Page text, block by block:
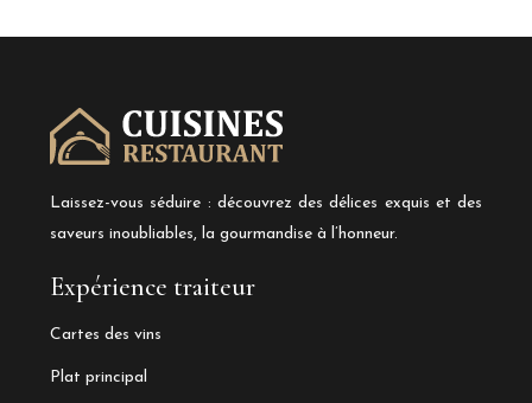
Laissez-vous séduire : découvrez des délices exquis et des
saveurs inoubliables, la gourmandise à l’honneur.
Expérience traiteur
Cartes des vins
Plat principal